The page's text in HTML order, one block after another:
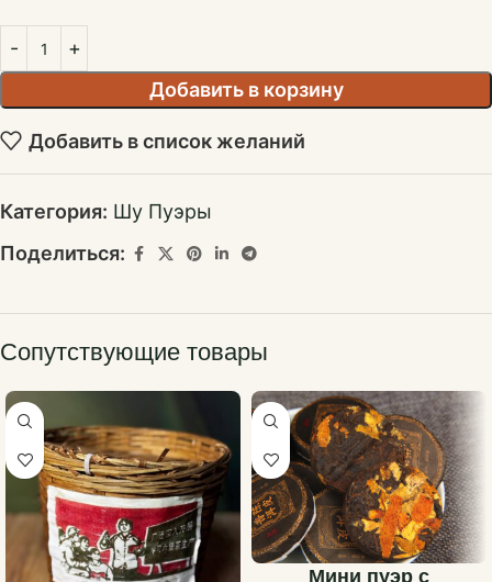
Добавить в корзину
Добавить в список желаний
Категория: Шу Пуэры
Поделиться:
Сопутствующие товары
Мини пуэр с